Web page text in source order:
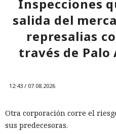
Inspecciones
salida del
represalias
través de
12:43 / 07.08.2026
Otra corporación corre el
sus predecesoras.